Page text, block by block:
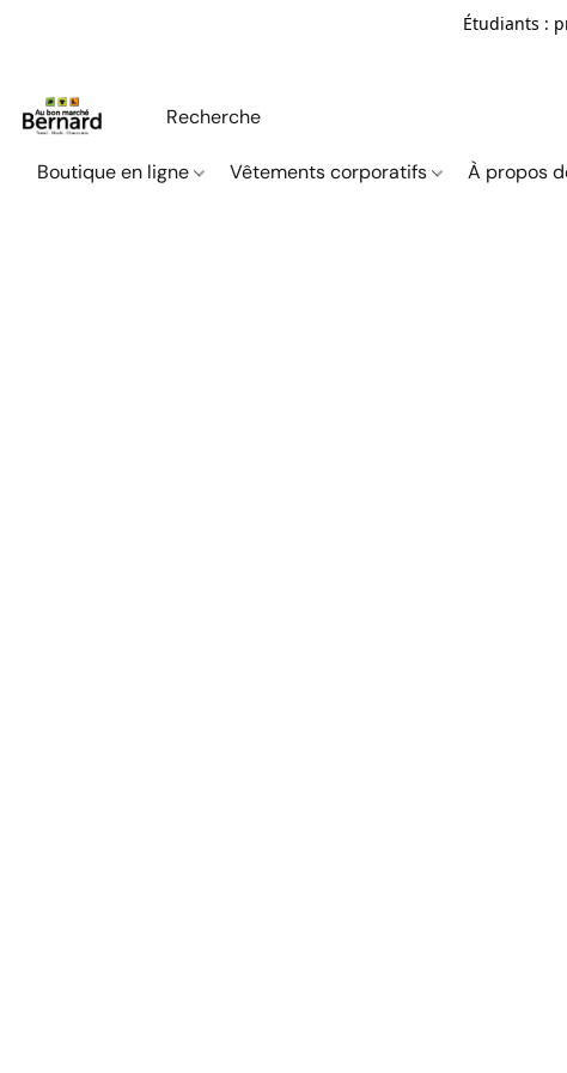
Étudiants :
Boutique en ligne Vêtements corporatifs À propos